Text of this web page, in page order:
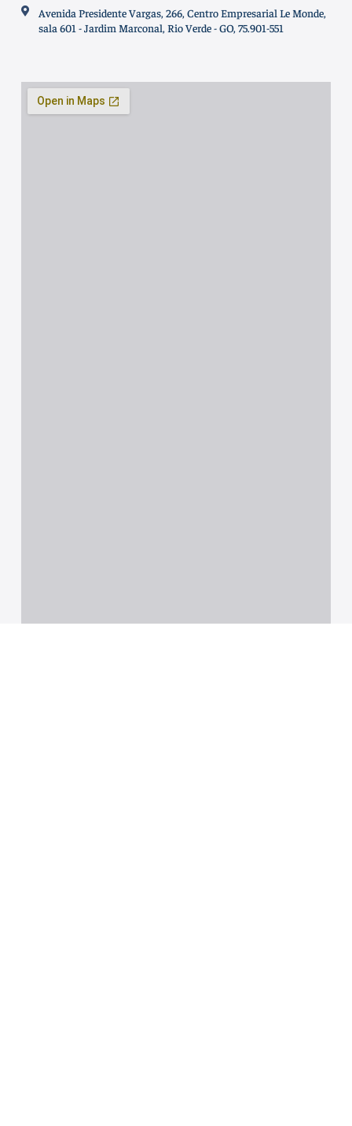
Avenida Presidente Vargas, 266, Centro Empresarial Le Monde,
sala 601 - Jardim Marconal, Rio Verde - GO, 75.901-551